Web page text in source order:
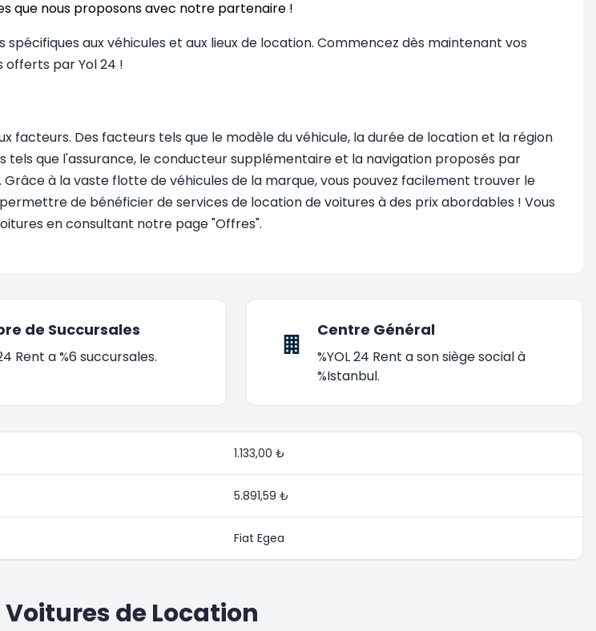
que nous proposons avec notre partenaire !
aux véhicules et aux lieux de location. Commencez dès maintenant vos
offerts par Yol 24 !
facteurs. Des facteurs tels que le modèle du véhicule, la durée de location et la région
que l'assurance, le conducteur supplémentaire et la navigation proposés par
à la vaste flotte de véhicules de la marque, vous pouvez facilement trouver le
de bénéficier de services de location de voitures à des prix abordables ! Vous
en consultant notre page "Offres".
de Succursales
Rent a %6 succursales.
Centre Général
%YOL 24 Rent a son siège social à
%Istanbul.
1.133,00 ₺
5.891,59 ₺
Fiat Egea
Voitures de Location